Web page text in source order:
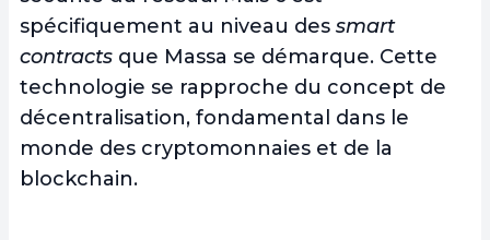
spécifiquement au niveau des smart
contracts que Massa se démarque. Cette
technologie se rapproche du concept de
décentralisation, fondamental dans le
monde des cryptomonnaies et de la
blockchain.